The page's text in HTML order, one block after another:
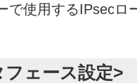
で使用するIPsecロ
ェース設定>